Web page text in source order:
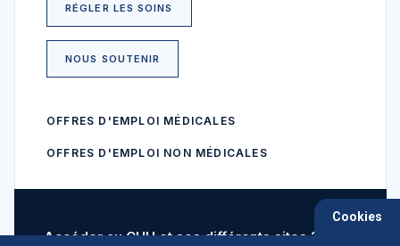
RÉGLER LES SOINS
NOUS SOUTENIR
OFFRES D'EMPLOI MÉDICALES
OFFRES D'EMPLOI NON MÉDICALES
Accéder au CHU et ses différents sites ?
Cookies